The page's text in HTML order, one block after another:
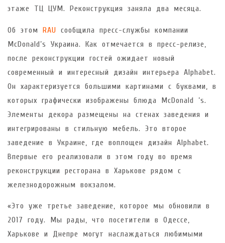
этаже ТЦ ЦУМ. Реконструкция заняла два месяца.
Об этом RAU сообщила пресс-службы компании
McDonald’s Украина. Как отмечается в пресс-релизе,
после реконструкции гостей ожидает новый
современный и интересный дизайн интерьера Alphabet.
Он характеризуется большими картинами с буквами, в
которых графически изображены блюда McDonald ’s.
Элементы декора размещены на стенах заведения и
интегрированы в стильную мебель. Это второе
заведение в Украине, где воплощен дизайн Alphabet.
Впервые его реализовали в этом году во время
реконструкции ресторана в Харькове рядом с
железнодорожным вокзалом.
«Это уже третье заведение, которое мы обновили в
2017 году. Мы рады, что посетители в Одессе,
Харькове и Днепре могут наслаждаться любимыми